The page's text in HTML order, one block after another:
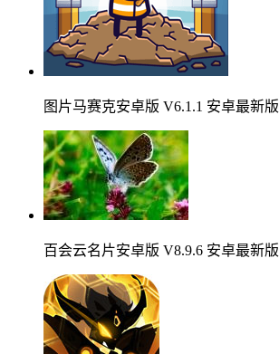
图片马赛克安卓版 V6.1.1 安卓最新版
百会云名片安卓版 V8.9.6 安卓最新版